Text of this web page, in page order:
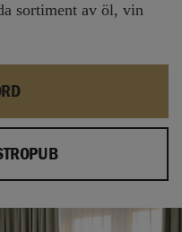
sortiment av öl, vin